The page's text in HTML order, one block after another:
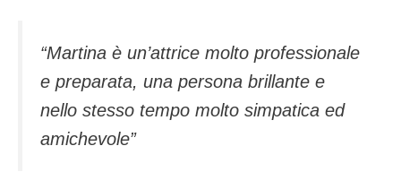
“Martina è un’attrice molto professionale
e preparata, una persona brillante e
nello stesso tempo molto simpatica ed
amichevole”